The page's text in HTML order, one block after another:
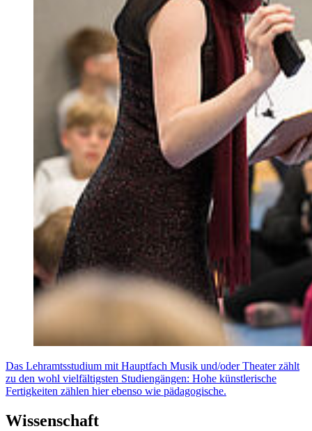
Das Lehramtsstudium mit Hauptfach Musik und/oder Theater zählt
zu den wohl vielfältigsten Studiengängen: Hohe künstlerische
Fertigkeiten zählen hier ebenso wie pädagogische.
Wissenschaft